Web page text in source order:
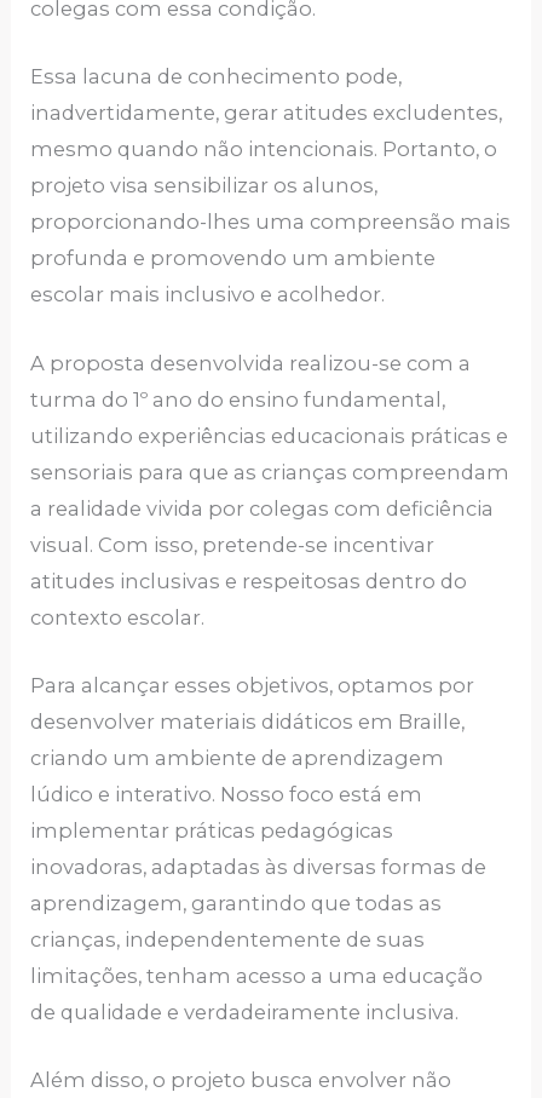
colegas com essa condição.
Essa lacuna de conhecimento pode,
inadvertidamente, gerar atitudes excludentes,
mesmo quando não intencionais. Portanto, o
projeto visa sensibilizar os alunos,
proporcionando-lhes uma compreensão mais
profunda e promovendo um ambiente
escolar mais inclusivo e acolhedor.
A proposta desenvolvida realizou-se com a
turma do 1º ano do ensino fundamental,
utilizando experiências educacionais práticas e
sensoriais para que as crianças compreendam
a realidade vivida por colegas com deficiência
visual. Com isso, pretende-se incentivar
atitudes inclusivas e respeitosas dentro do
contexto escolar.
Para alcançar esses objetivos, optamos por
desenvolver materiais didáticos em Braille,
criando um ambiente de aprendizagem
lúdico e interativo. Nosso foco está em
implementar práticas pedagógicas
inovadoras, adaptadas às diversas formas de
aprendizagem, garantindo que todas as
crianças, independentemente de suas
limitações, tenham acesso a uma educação
de qualidade e verdadeiramente inclusiva.
Além disso, o projeto busca envolver não